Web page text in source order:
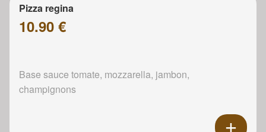
Pizza regina
10.90 €
Base sauce tomate, mozzarella, jambon,
champignons